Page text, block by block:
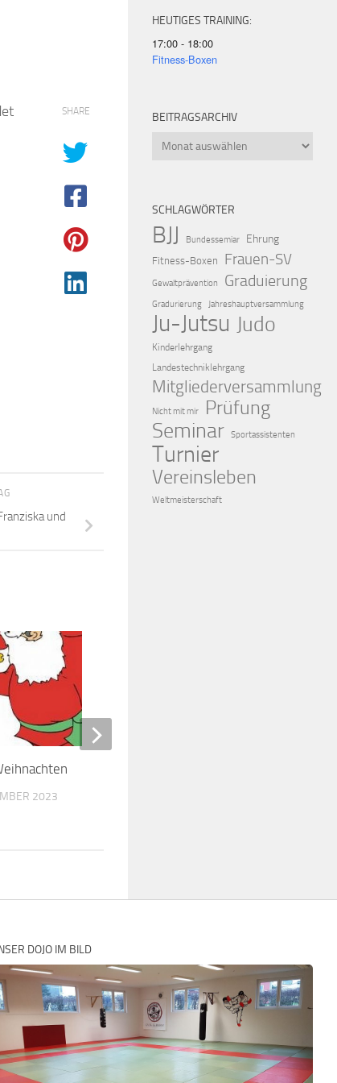
SHARE
und
2023
HEUTIGES TRAINING:
17:00 - 18:00
Fitness-Boxen
BEITRAGSARCHIV
Beitragsarchiv
SCHLAGWÖRTER
BJJ Bundessemiar Ehrung
Fitness-Boxen Frauen-SV
Gewaltprävention Graduierung
Gradurierung Jahreshauptversammlung
Ju-Jutsu Judo
Kinderlehrgang
Landestechniklehrgang
Mitgliederversammlung
Nicht mit mir Prüfung
Seminar Sportassistenten
Turnier
Vereinsleben
Weltmeisterschaft
DOJO IM BILD